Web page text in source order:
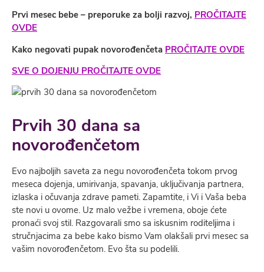
Prvi mesec bebe – preporuke za bolji razvoj, PROČITAJTE
OVDE
Kako negovati pupak novorođenčeta PROČITAJTE OVDE
SVE O DOJENJU PROČITAJTE OVDE
Prvih 30 dana sa
novorođenčetom
Evo najbolјih saveta za negu novorođenčeta tokom prvog
meseca dojenja, umirivanja, spavanja, uklјučivanja partnera,
izlaska i očuvanja zdrave pameti. Zapamtite, i Vi i Vaša beba
ste novi u ovome. Uz malo vežbe i vremena, oboje ćete
pronaći svoj stil. Razgovarali smo sa iskusnim roditelјima i
stručnjacima za bebe kako bismo Vam olakšali prvi mesec sa
vašim novorođenčetom. Evo šta su podelili.